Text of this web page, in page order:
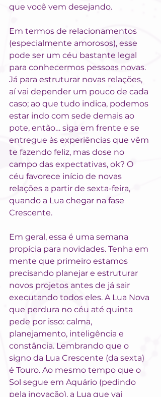
que você vem desejando.
Em termos de relacionamentos
(especialmente amorosos), esse
pode ser um céu bastante legal
para conhecermos pessoas novas.
Já para estruturar novas relações,
aí vai depender um pouco de cada
caso; ao que tudo indica, podemos
estar indo com sede demais ao
pote, então… siga em frente e se
entregue às experiências que vêm
te fazendo feliz, mas dose no
campo das expectativas, ok? O
céu favorece início de novas
relações a partir de sexta-feira,
quando a Lua chegar na fase
Crescente.
Em geral, essa é uma semana
propícia para novidades. Tenha em
mente que primeiro estamos
precisando planejar e estruturar
novos projetos antes de já sair
executando todos eles. A Lua Nova
que perdura no céu até quinta
pede por isso: calma,
planejamento, inteligência e
constância. Lembrando que o
signo da Lua Crescente (da sexta)
é Touro. Ao mesmo tempo que o
Sol segue em Aquário (pedindo
pela inovação), a Lua que vai